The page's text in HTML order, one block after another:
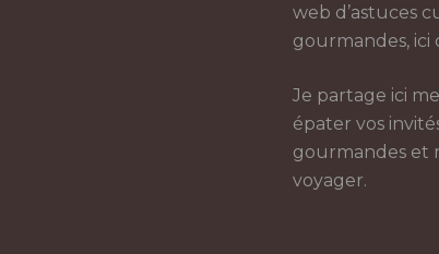
web d’astuces
gourmandes, ici
Je partage ici
épater vos
gourmandes et
voyager.